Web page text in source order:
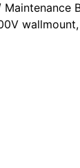
Maintenance